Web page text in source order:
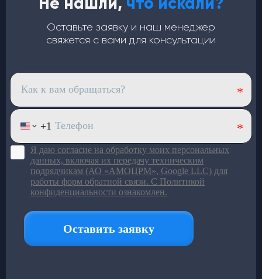
Оставьте заявку и наш менеджер
свяжется с вами для консультации